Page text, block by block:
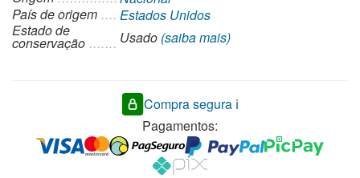
País de origem
Estados Unidos
Estado de
conservação Usado (saiba mais)
Compra segura ℹ️
Pagamentos: